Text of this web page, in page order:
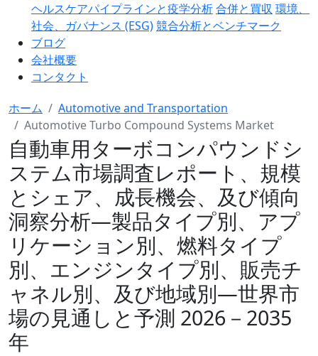
ヘルスケアパイプラインと疫学分析合併と買収 環境、
社会、ガバナンス (ESG)競合分析とベンチマーク
ブログ
会社概要
コンタクト
ホーム
Automotive and Transportation
Automotive Turbo Compound Systems Market
自動車用ターボコンパウンドシ
ステム市場調査レポート、規模
とシェア、成長機会、及び傾向
洞察分析―製品タイプ別、アプ
リケーション別、燃料タイプ
別、エンジンタイプ別、販売チ
ャネル別、及び地域別―世界市
場の見通しと予測 2026－2035
年